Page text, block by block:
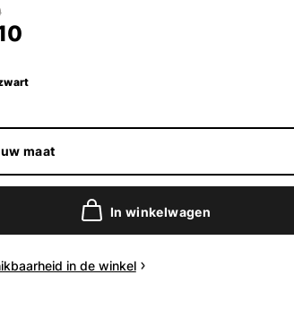
maat
In winkelwagen
in de winkel